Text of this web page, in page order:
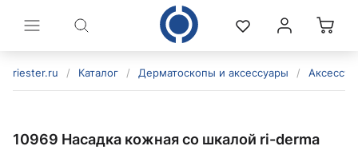
riester.ru / Каталог / Дерматоскопы и аксессуары /
10969 Насадка кожная со шкалой ri-derma